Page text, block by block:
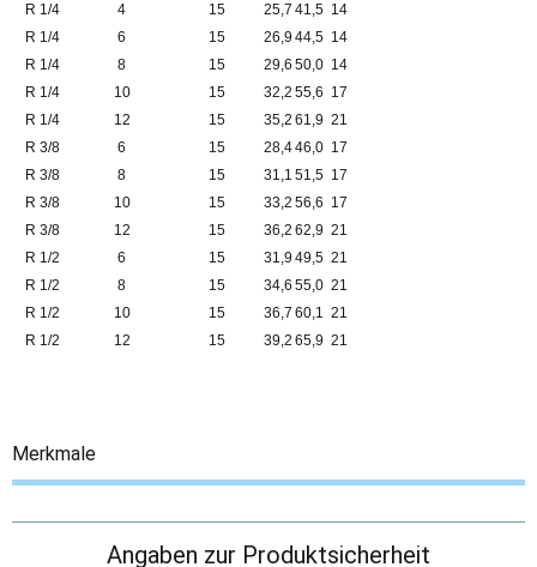
R 1/4
4 15 25,7 41,5 14
R 1/4
6 15 26,9 44,5 14
R 1/4
8 15 29,6 50,0 14
R 1/4
10 15 32,2 55,6 17
R 1/4
12 15 35,2 61,9 21
R 3/8
6 15 28,446,0 17
R 3/8
8 15 31,1 51,5 17
R 3/8
10 15 33,2 56,6 17
R 3/8
12 15 36,2 62,9 21
R 1/2
6 15 31,9 49,5 21
R 1/2
8 15 34,6 55,0 21
R 1/2
10 15 36,7 60,1 21
R 1/2
12 15 39,2 65,9 21
Merkmale
Angaben zur Produktsicherheit